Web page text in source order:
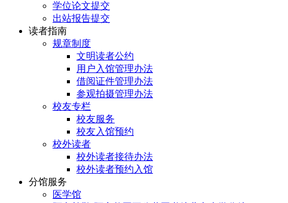
学位论文提交
出站报告提交
读者指南
规章制度
文明读者公约
用户入馆管理办法
借阅证件管理办法
参观拍摄管理办法
校友专栏
校友服务
校友入馆预约
校外读者
校外读者接待办法
校外读者预约入馆
分馆服务
医学馆